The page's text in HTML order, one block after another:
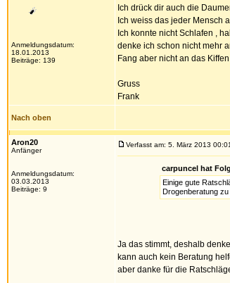
Anmeldungsdatum:
18.01.2013
Beiträge: 139
Ich drück dir auch die
Ich weiss das jeder Mensch
Ich konnte nicht Schlafen ,
denke ich schon nicht mehr
Fang aber nicht an das
Gruss
Frank
Nach oben
Aron20
Anfänger
Anmeldungsdatum:
03.03.2013
Beiträge: 9
Verfasst am: 5. März 2013 00:01
carpuncel hat
Einige gute
Drogenberatung
Ja das stimmt, deshalb
kann auch kein Beratung
aber danke für die